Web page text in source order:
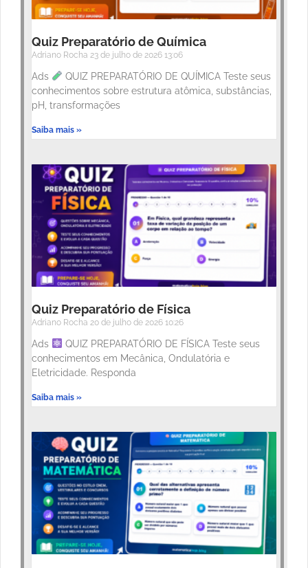
Quiz Preparatório de Química
Adriano Rocha 23 de julho de 2026 13:06
Ads
QUIZ PREPARATÓRIO DE QUÍMICA Teste seus
conhecimentos sobre estrutura atômica, substâncias,
pH, transformações
Saiba mais »
Quiz Preparatório de Física
Adriano Rocha 20 de julho de 2026 10:26
Ads
QUIZ PREPARATÓRIO DE FÍSICA Teste seus
conhecimentos em Mecânica, Ondulatória e
Eletricidade. Responda
Saiba mais »